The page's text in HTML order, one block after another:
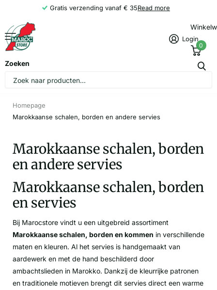
Gratis verzending vanaf € 35Read more
Zoeken
Login
0
Homepage
Marokkaanse schalen, borden en andere servies
Marokkaanse schalen, borden
en andere servies
Marokkaanse schalen, borden
en servies
Bij Marocstore vindt u een uitgebreid assortiment
Marokkaanse schalen, borden en kommen in verschillende
maten en kleuren. Al het servies is handgemaakt van
aardewerk en met de hand beschilderd door
ambachtslieden in Marokko. Dankzij de kleurrijke patronen
en traditionele motieven brengt dit servies direct een warme